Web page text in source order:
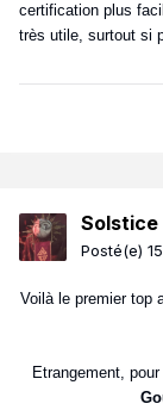
certification plus
très utile, surtout si
Solstice
Posté(e)
Voilà le premier top
Etrangement,